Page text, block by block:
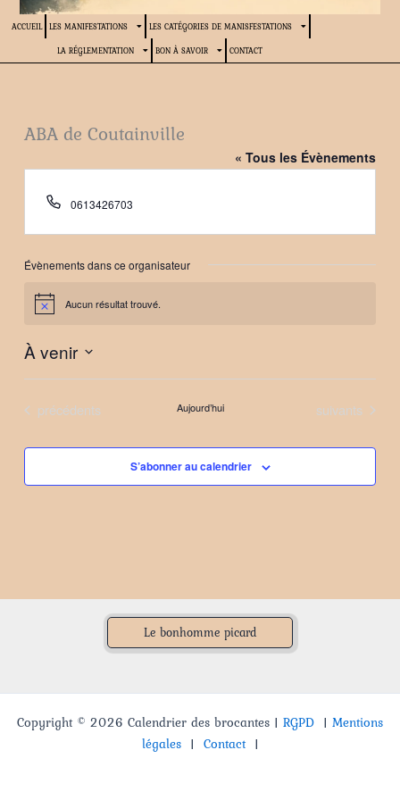
ACCUEIL LES MANIFESTATIONS LES CATÉGORIES DE MANISFESTATIONS
LA RÉGLEMENTATION BON À SAVOIR CONTACT
ABA de Coutainville
« Tous les Évènements
Téléphone
0613426703
Évènements dans ce organisateur
Notice Aucun résultat trouvé.
À venir
Sélectionnez
date.Évènements
précédents Aujourd’hui Évènements
suivants
S’abonner au calendrier
Le bonhomme picard
Copyright © 2026 Calendrier des brocantes | RGPD | Mentions
légales| Contact|